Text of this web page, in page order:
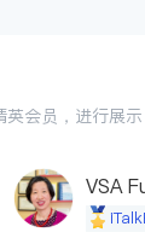
会员，进行展示
VSA